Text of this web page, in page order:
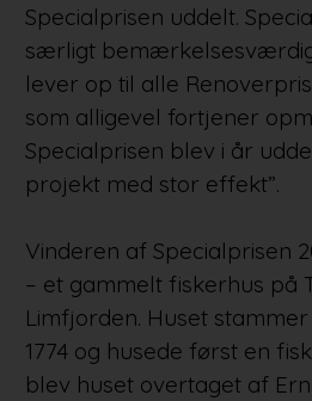
Specialprisen uddelt.
særligt
lever op til alle
som alligevel fortjener
Specialprisen blev i år
projekt med stor effekt”.
Vinderen af Specialprisen
– et gammelt fiskerhus på
Limfjorden. Huset
1774 og husede først en
blev huset overtaget af